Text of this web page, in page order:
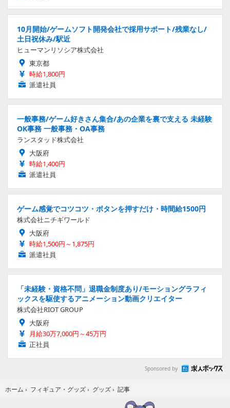
10月開始/ゲームソフト開発会社で採用サポート/残業なし/
土日祝休み/駅近
ヒューマンリソシア株式会社
東京都
時給1,800円
派遣社員
一般事務/ゲーム好きさん集合/あの企業を裏で支える 未経験
OK事務 一般事務・OA事務
ランスタッド株式会社
大阪府
時給1,400円
派遣社員
ゲーム感覚でコツコツ・ボタンを押すだけ・時間給1500円
株式会社ニチギワールド
大阪府
時給1,500円～1,875円
派遣社員
「未経験・資格不問」退職金制度あり/モーショングラフィ
ックスを駆使するアニメーション動画クリエイター
株式会社RIOT GROUP
大阪府
月給30万7,000円～45万円
正社員
Sponsored by
ホーム › フィギュア・グッズ › グッズ › 記事